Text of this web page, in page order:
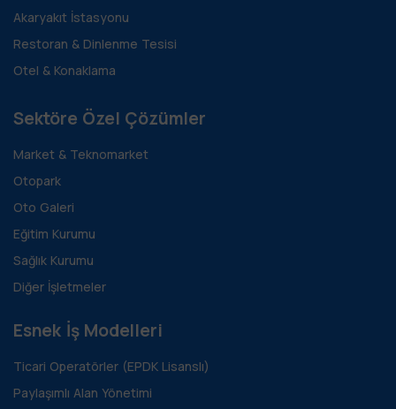
Akaryakıt İstasyonu
Restoran & Dinlenme Tesisi
Otel & Konaklama
Sektöre Özel Çözümler
Market & Teknomarket
Otopark
Oto Galeri
Eğitim Kurumu
Sağlık Kurumu
Diğer İşletmeler
Esnek İş Modelleri
Ticari Operatörler (EPDK Lisanslı)
Paylaşımlı Alan Yönetimi